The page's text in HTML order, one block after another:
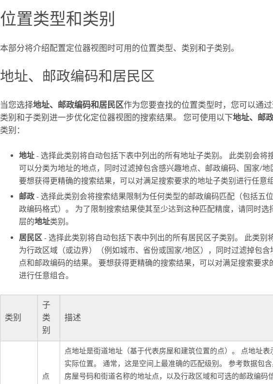
位置类型和类别
本部分将介绍配置定位器视图时可用的位置类型、类别和子类别。
地址、邮政编码和居民区
当您选择地址、邮政编码和居民区作为您要查找的位置类型时，您可以通
类别和子类别进一步优化定位器视图的搜索结果。 您可使用以下地址、邮
类别：
地址- 选择此类别将自动包括下表中列出的所有地址子类别。 此类别会将
可以分类为地址的地点，同时过滤掉包含感兴趣地点、邮政编码、国家/地
要想获得更精确的搜索结果，可以对满足搜索要求的地址子类别进行任意组
邮政- 选择此类别会将搜索结果限制为任何类型的邮政编码匹配（包括五
政编码格式）。 为了限制搜索结果使其至少达到这种匹配精度，请同时选
层的地址类别。
居民区- 选择此类别将自动包括下表中列出的所有居民区子类别。 此类别
为行政区域（或边界）（例如城市、省份或国家/地区），同时过滤掉包含
点和邮政编码的结果。 要想获得更精确的搜索结果，可以对满足搜索要求
进行任意组合。
类别
子
类
别
描述
点
点地址是街道地址（基于代表房屋和建筑位置的点）。 点地址表
实际位置。 通常，这是空间上最准确的匹配级别。 参考数据包
房屋号码和街道名称的地址点，以及行政区域和可选的邮政编码